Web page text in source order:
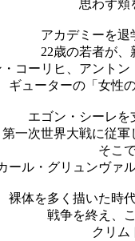
思わず頬
アカデミーを退
22歳の若者が
コーリヒ、アント
ギューターの「女性
エゴン・シーレ
第一次世界大戦に従
そこ
カール・グリュンヴァ
裸体を多く描いた時
戦争を終え、
クリム